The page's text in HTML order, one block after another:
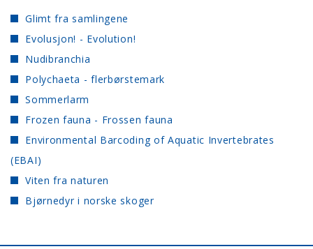
Glimt fra samlingene
Evolusjon! - Evolution!
Nudibranchia
Polychaeta - flerbørstemark
Sommerlarm
Frozen fauna - Frossen fauna
Environmental Barcoding of Aquatic Invertebrates
(EBAI)
Viten fra naturen
Bjørnedyr i norske skoger